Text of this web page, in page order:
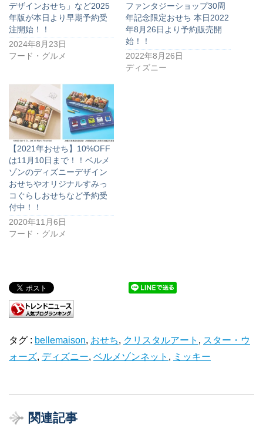
デザインおせち」など2025
年版が本日より早期予約受
注開始！！
2024年8月23日
フード・グルメ
ファンタジーショップ30周
年記念限定おせち 本日2022
年8月26日より予約販売開
始！！
2022年8月26日
ディズニー
【2021年おせち】10%OFF
は11月10日まで！！ベルメ
ゾンのディズニーデザイン
おせちやオリジナルすみっ
コぐらしおせちなど予約受
付中！！
2020年11月6日
フード・グルメ
タグ : bellemaison, おせち, クリスタルアート , スター・ウ
ォーズ, ディズニー, ベルメゾンネット , ミッキー
関連記事